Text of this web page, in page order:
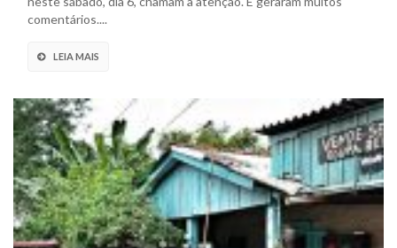
comentários....
LEIA MAIS